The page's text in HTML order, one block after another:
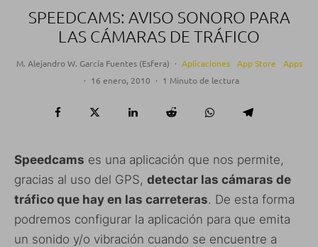
SPEEDCAMS: AVISO SONORO PARA
LAS CÁMARAS DE TRÁFICO
M. Alejandro W. García Fuentes (Esfera) · Aplicaciones App Store
Apps
· 16 enero, 2010 · 1 Minuto de lectura
Speedcams es una aplicación que nos permite,
gracias al uso del GPS, detectar las cámaras de
tráfico que hay en las carreteras. De esta forma
podremos configurar la aplicación para que emita
un sonido y/o vibración cuando se encuentre a